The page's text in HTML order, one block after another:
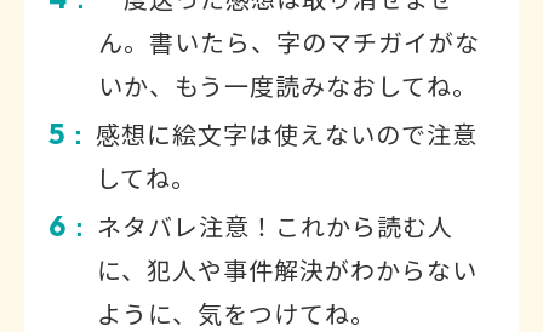
ん。書いたら、字のマチガイがな
いか、もう一度読みなおしてね。
5 ： 感想に絵文字は使えないので注意
してね。
6 ： ネタバレ注意！これから読む人
に、犯人や事件解決がわからない
ように、気をつけてね。